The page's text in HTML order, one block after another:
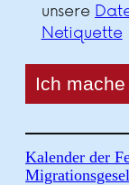
unsere
Netiquette
Kalender der